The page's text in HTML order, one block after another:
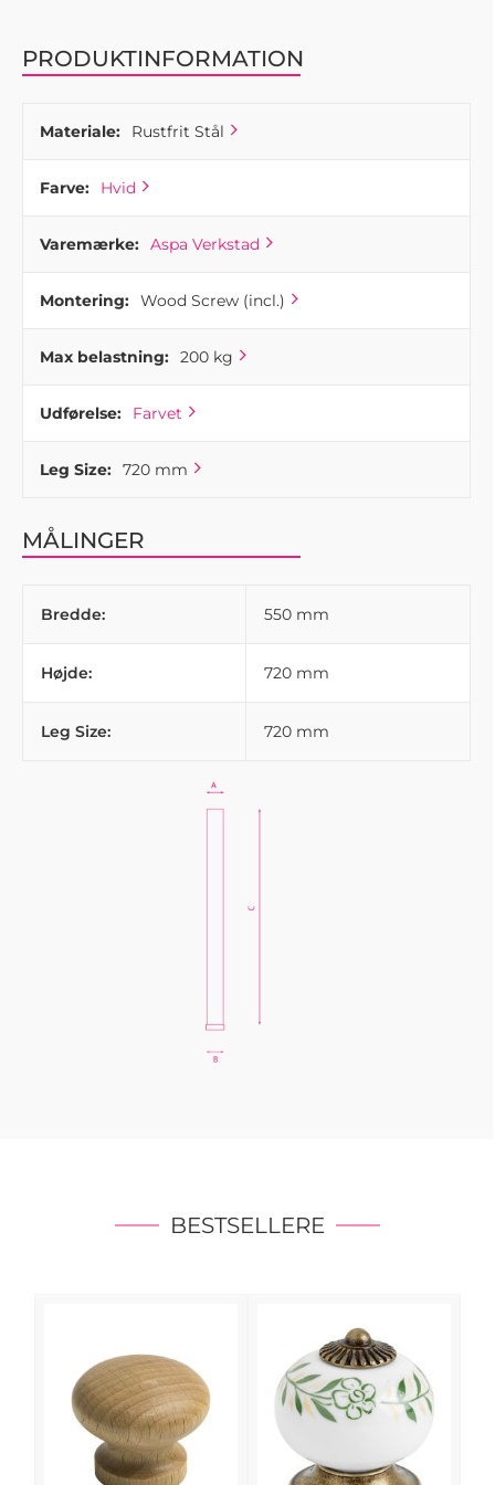
PRODUKTINFORMATION
Materiale: Rustfrit Stål
Farve: Hvid
Varemærke: Aspa Verkstad
Montering: Wood Screw (incl.)
Max belastning: 200 kg
Udførelse: Farvet
Leg Size: 720 mm
MÅLINGER
Bredde: 550 mm
Højde: 720 mm
Leg Size: 720 mm
BESTSELLERE